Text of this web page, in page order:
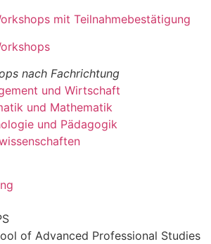
mit Teilnahmebestätigung
nach Fachrichtung
und Wirtschaft
und Mathematik
und Pädagogik
of Advanced Professional Studies